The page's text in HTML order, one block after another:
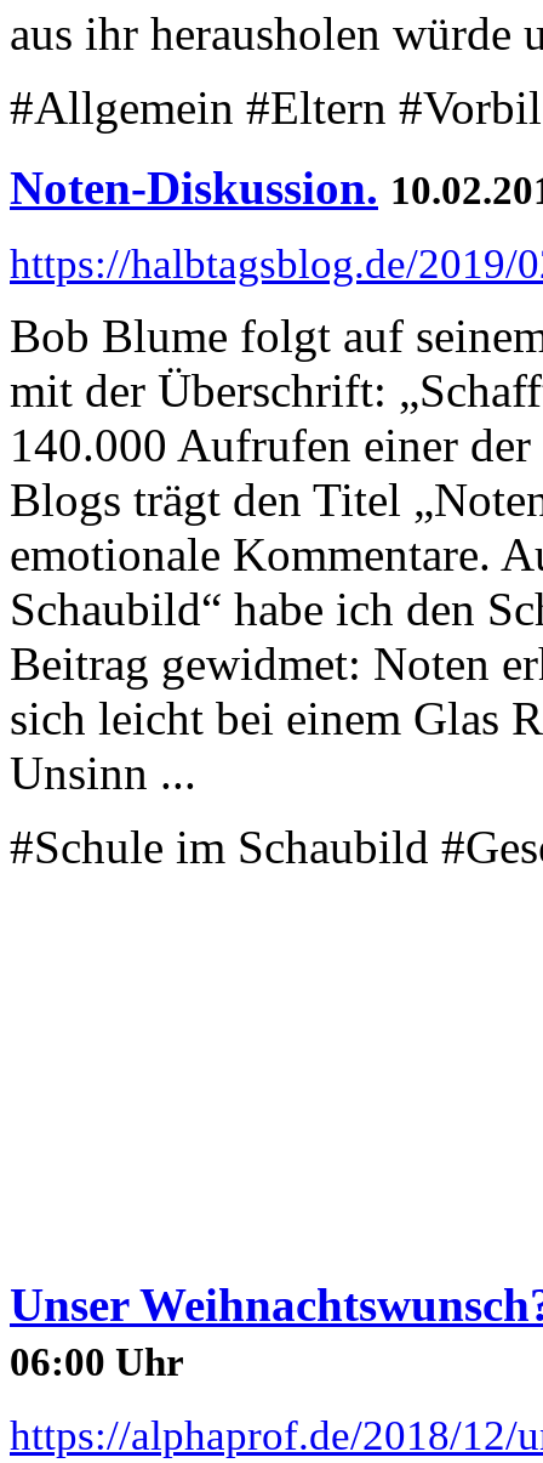
aus ihr herausholen würde
#Allgemein #Eltern
Noten-Diskussion.
https://halbtagsblog.de/2019/
Bob Blume folgt auf
mit der Überschrift:
140.000 Aufrufen einer
Blogs trägt den Titel
emotionale Kommentare.
Schaubild“ habe ich den
Beitrag gewidmet: Noten
sich leicht bei einem Glas
Unsinn ...
#Schule im Schaubild
Unser
06:00 Uhr
https://alphaprof.de/2018/12/